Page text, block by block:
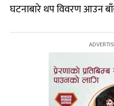
घटनाबारे थप विवरण आउन